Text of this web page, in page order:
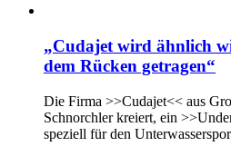
„Cudajet wird ähnlich
dem Rücken getragen“
Die Firma >>Cudajet<< aus
Schnorchler kreiert, ein
speziell für den